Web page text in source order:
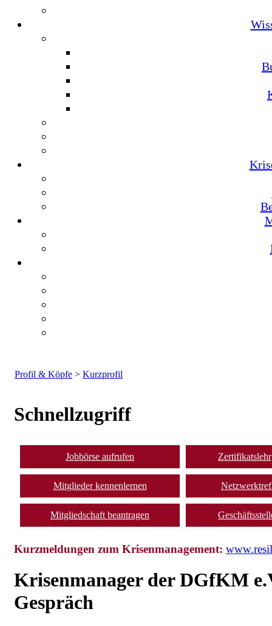
Profil & Köpfe > Kurzprofil
Schnellzugriff
Jobbörse aufrufen
Mitglieder kennenlernen
Mitgliedschaft beantragen
Kurzmeldungen zum Krisenmanagement:
Krisenmanager der DGfKM
Gespräch